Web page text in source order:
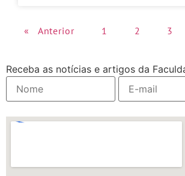
« Anterior 1 2 3
Receba as notícias e artigos da